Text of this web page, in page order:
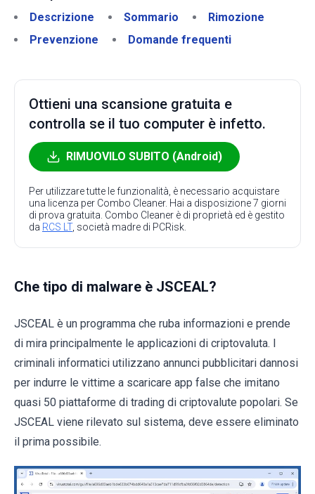
Descrizione
Sommario
Rimozione
Prevenzione
Domande frequenti
Ottieni una scansione gratuita e
controlla se il tuo computer è infetto.
RIMUOVILO SUBITO (Android)
Per utilizzare tutte le funzionalità, è necessario acquistare
una licenza per Combo Cleaner. Hai a disposizione 7 giorni
di prova gratuita. Combo Cleaner è di proprietà ed è gestito
da RCS LT, società madre di PCRisk.
Che tipo di malware è JSCEAL?
JSCEAL è un programma che ruba informazioni e prende
di mira principalmente le applicazioni di criptovaluta. I
criminali informatici utilizzano annunci pubblicitari dannosi
per indurre le vittime a scaricare app false che imitano
quasi 50 piattaforme di trading di criptovalute popolari. Se
JSCEAL viene rilevato sul sistema, deve essere eliminato
il prima possibile.